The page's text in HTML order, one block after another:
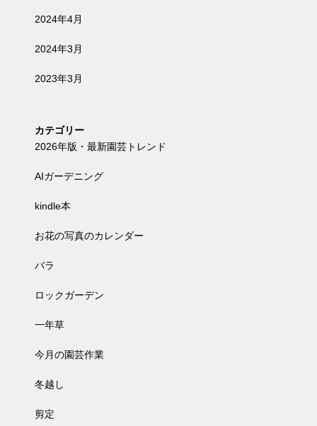
2024年4月
2024年3月
2023年3月
カテゴリー
2026年版・最新園芸トレンド
AIガーデニング
kindle本
お花の写真のカレンダー
バラ
ロックガーデン
一年草
今月の園芸作業
冬越し
剪定